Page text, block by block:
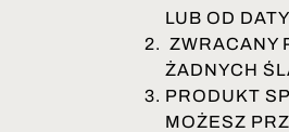
LUB OD
ZWRACANY
ŻADNYCH
PRODUKT
MOŻESZ